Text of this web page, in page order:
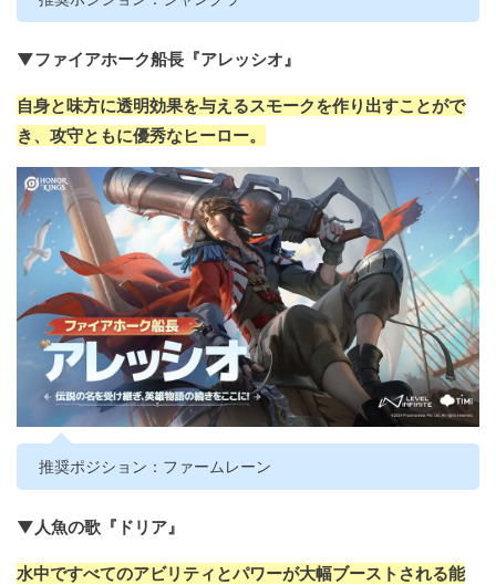
▼ファイアホーク船長『アレッシオ』
自身と味方に透明効果を与えるスモークを作り出すことがで
き、攻守ともに優秀なヒーロー。
推奨ポジション：ファームレーン
▼人魚の歌『ドリア』
水中ですべてのアビリティとパワーが大幅ブーストされる能